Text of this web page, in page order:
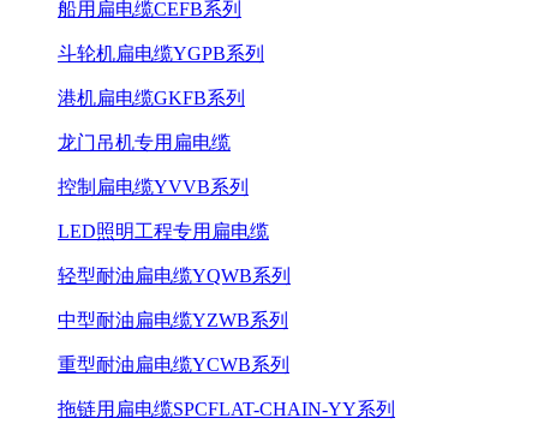
船用扁电缆CEFB系列
斗轮机扁电缆YGPB系列
港机扁电缆GKFB系列
龙门吊机专用扁电缆
控制扁电缆YVVB系列
LED照明工程专用扁电缆
轻型耐油扁电缆YQWB系列
中型耐油扁电缆YZWB系列
重型耐油扁电缆YCWB系列
拖链用扁电缆SPCFLAT-CHAIN-YY系列